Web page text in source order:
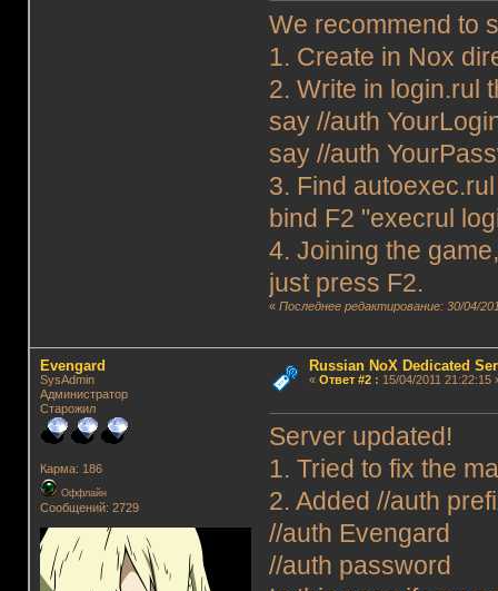
We recommend to
1. Create in Nox
2. Write in login.rul
say //auth
say //auth
3. Find
bind F2 "execrul
4. Joining the
just press F2.
«Последнее редактирование: 30/04/
Evengard
SysAdmin
Администратор
Старожил
Карма: 186
Оффлайн
Сообщений: 2729
Russian NoX Dedicated
« Ответ #2: 15/04/2011 21:22:15
Server updated!
1. Tried to fix the
2. Added //auth
//auth Evengard
//auth password